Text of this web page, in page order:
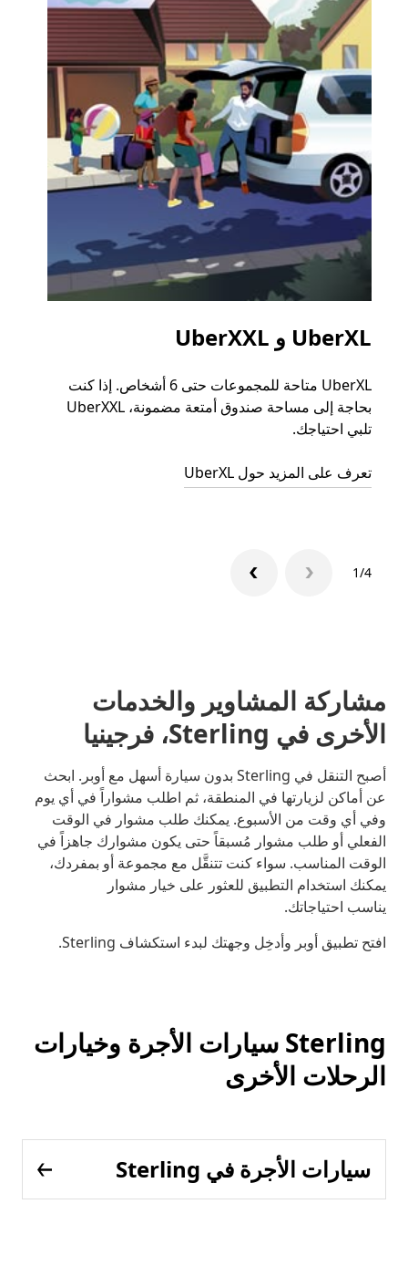
UberXL و UberXXL
UberXL متاحة للمجموعات حتى 6 أشخاص. إذا كنت
بحاجة إلى مساحة صندوق أمتعة مضمونة، UberXXL
تلبي احتياجك.
تعرف على المزيد حول UberXL
1/4
مشاركة المشاوير والخدمات
الأخرى في Sterling، فرجينيا
أصبح التنقل في Sterling بدون سيارة أسهل مع أوبر. ابحث
عن أماكن لزيارتها في المنطقة، ثم اطلب مشواراً في أي يوم
وفي أي وقت من الأسبوع. يمكنك طلب مشوار في الوقت
الفعلي أو طلب مشوار مُسبقاً حتى يكون مشوارك جاهزاً في
الوقت المناسب. سواء كنت تتنقَّل مع مجموعة أو بمفردك،
يمكنك استخدام التطبيق للعثور على خيار مشوار
يناسب احتياجاتك.
افتح تطبيق أوبر وأدخِل وجهتك لبدء استكشاف Sterling.
Sterling سيارات الأجرة وخيارات
الرحلات الأخرى
سيارات الأجرة في Sterling